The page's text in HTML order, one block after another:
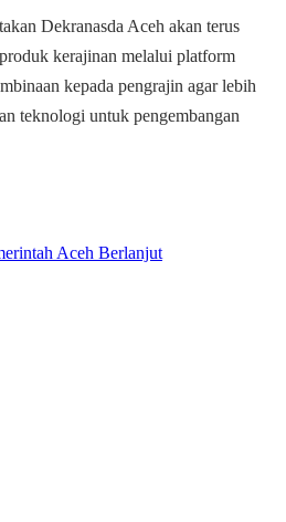
Dekranasda Aceh akan terus
kerajinan melalui platform
kepada pengrajin agar lebih
teknologi untuk pengembangan
Aceh Berlanjut